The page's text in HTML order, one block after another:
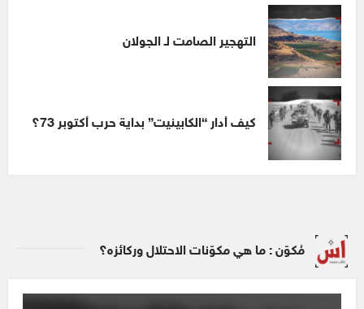
التهجير الصامت لـ الجولان
كيف أدار “الكابينيت” بداية حرب أكتوبر 73؟
مُكوّن : ما هي مكوّنات الاحتلال وركائزه؟